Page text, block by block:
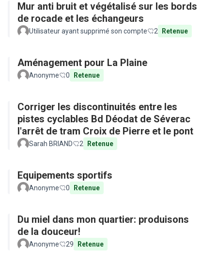
Mur anti bruit et végétalisé sur les bords
de rocade et les échangeurs
Utilisateur ayant supprimé son compte 2 Retenue
Aménagement pour La Plaine
Anonyme 0 Retenue
Corriger les discontinuités entre les
pistes cyclables Bd Déodat de Séverac
l'arrêt de tram Croix de Pierre et le pont
Sarah BRIAND 2 Retenue
Equipements sportifs
Anonyme 0 Retenue
Du miel dans mon quartier: produisons
de la douceur!
Anonyme 29 Retenue